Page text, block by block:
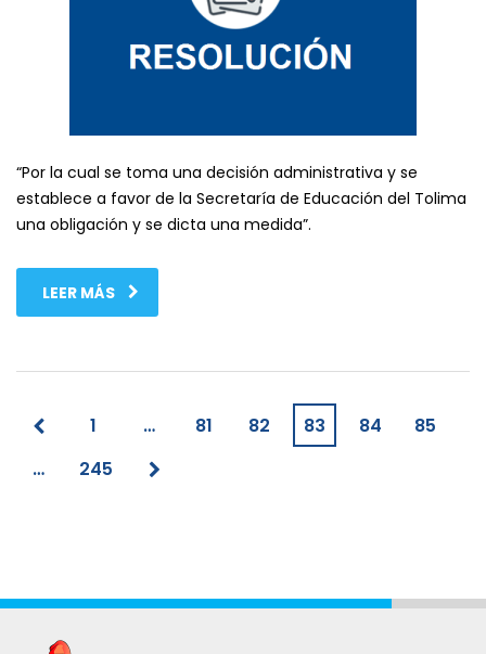
“Por la cual se toma una decisión administrativa y se
establece a favor de la Secretaría de Educación del Tolima
una obligación y se dicta una medida”.
LEER MÁS
1 … 81 82 83 84
85
…
245